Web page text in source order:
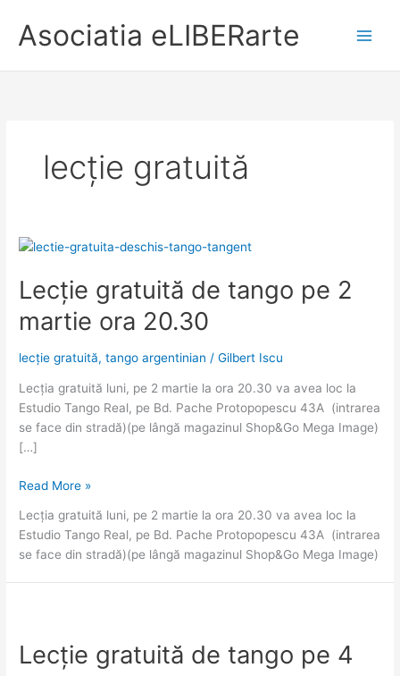
Asociatia eLIBERarte
lecție gratuită
Lecție gratuită de tango pe 2
martie ora 20.30
lecție gratuită,tango argentinian /Gilbert Iscu
Lecția gratuită luni, pe 2 martie la ora 20.30 va avea loc la
Estudio Tango Real, pe Bd. Pache Protopopescu 43A (intrarea
se face din stradă)(pe lângă magazinul Shop&Go Mega Image)
[…]
Lecție
de
tango
pe
2
Read More »
Lecția gratuită luni, pe 2 martie la ora 20.30 va avea loc la
Estudio Tango Real, pe Bd. Pache Protopopescu 43A (intrarea
se face din stradă)(pe lângă magazinul Shop&Go Mega Image)
Lecție gratuită de tango pe 4